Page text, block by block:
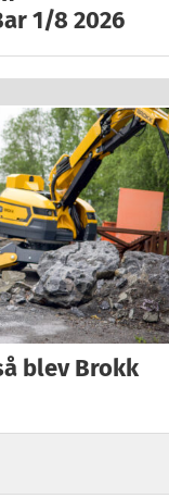
1/8 2026
blev Brokk